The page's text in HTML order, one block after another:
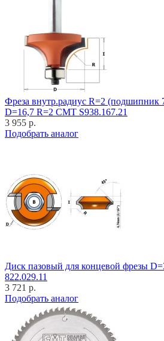
Фреза внутр.радиус R=2 (подшипник
D=16,7 R=2 CMT S938.167.21
3 955 р.
Подобрать аналог
Диск пазовый для концевой фрезы
822.029.11
3 721 р.
Подобрать аналог